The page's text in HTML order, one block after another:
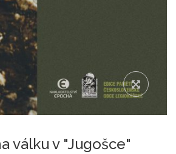
válku v "Jugošce"